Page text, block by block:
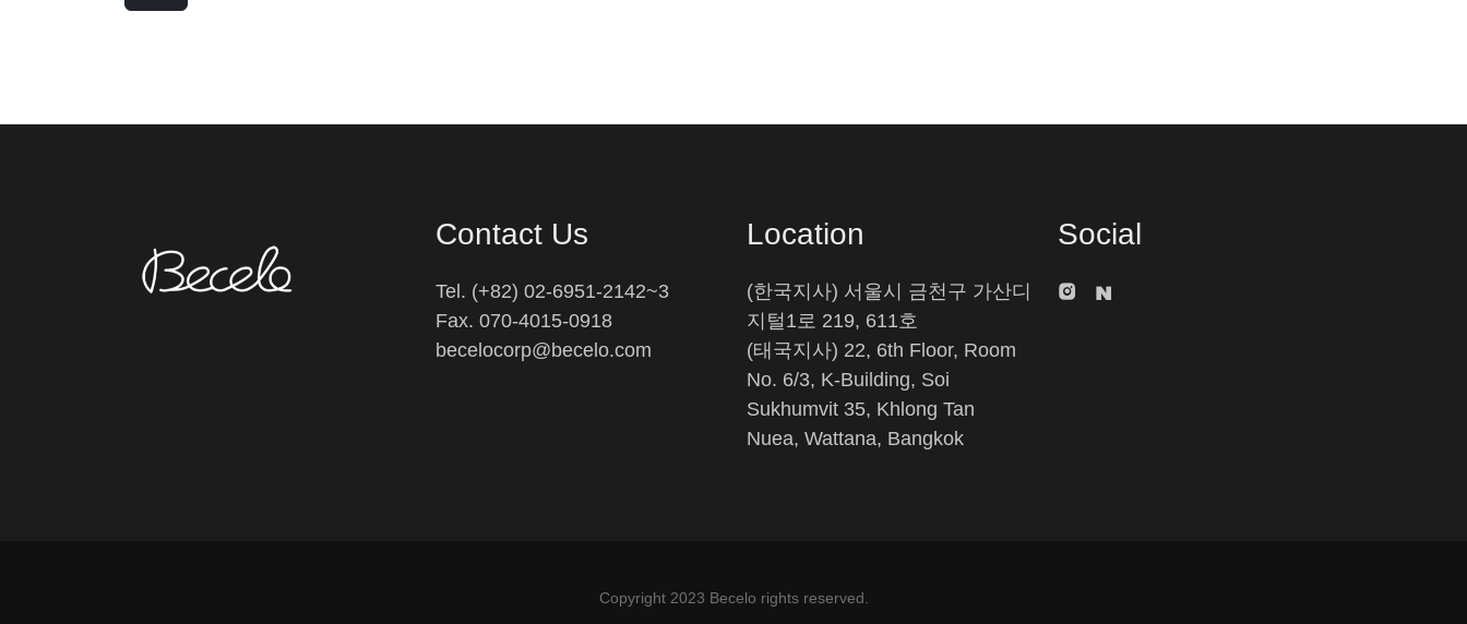
Contact Us
Tel. (+82) 02-6951-2142~3
Fax. 070-4015-0918
becelocorp@becelo.com
Location
(한국지사) 서울시 금천구 가산디
지털1로 219, 611호
(태국지사) 22, 6th Floor, Room
No. 6/3, K-Building, Soi
Sukhumvit 35, Khlong Tan
Nuea, Wattana, Bangkok
Social
Copyright 2023 Becelo rights reserved.